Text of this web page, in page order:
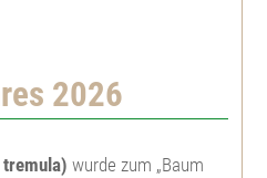
2026
wurde zum „Baum